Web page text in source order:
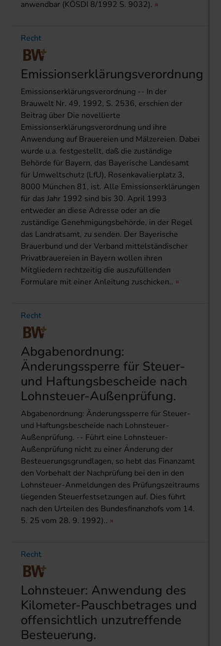
anwendbar (KÖSDI 8/1992 S. 9032).
Recht
Emissionserklärungsverordnung
Emissionserklärungsverordnung -- In der
Brauwelt Nr. 49, 1992, S. 2536, erschien der
Beitrag über Die novellierte
Emissionserklärungsverordnung und ihre
Anwendung auf Brauereien und Mälzereien. Dabei
wurde u.a. festgestellt, daß die zuständige
Behörde für Bayern, das Bayerische Landesamt
für Umweltschutz (LfU), Rosenkavalierplatz 3,
8000 München 81, ist. Alle Emissionserklärungen
für das Jahr 1992 sind bis 30. April 1993
entweder an diese Adresse oder an die
zuständige Genehmigungsbehörde, in der Regel
das Landratsamt, zu senden. Der Bayerische
Brauerbund und der Verband mittelständischer
Privatbrauereien in Bayern wollen ihren
Mitgliedern rechtzeitig die auszufüllenden
Formulare mit einer Anleitung zuschicken..
Recht
Abgabenordnung:
Änderungssperre für Steuer-
und Haftungsbescheide nach
Lohnsteuer-Außenprüfung.
Abgabenordnung: Änderungssperre für Steuer-
und Haftungsbescheide nach Lohnsteuer-
Außenprüfung. -- Führt eine Lohnsteuer-
Außenprüfung nicht zu einer Änderung der
Besteuerungsgrundlagen, so hebt das Finanzamt
den Vorbehalt der Nachprüfung bei den in den
Lohnsteuer-Anmeldungen des Prüfungszeitraums
liegenden Steuerfestsetzungen auf. Dies führt
nach den Urteilen des Bundesfinanzhofs vom 14.
5. 25 vom 28. 9. 1992)..
Recht
Lohnsteuer: Anwendung des
Kilometer-Pauschbetrages und
offensichtlich unzutreffende
Besteuerung.